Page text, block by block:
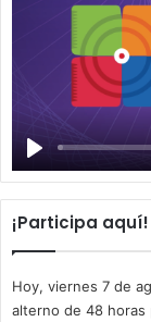
¡Participa aquí!
Hoy, viernes 7 de
alterno de 48 horas